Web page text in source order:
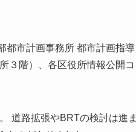
都市計画事務所 都市計画指導
３階）、各区役所情報公開コ
道路拡張やBRTの検討は進ま